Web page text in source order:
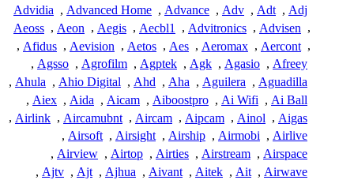
Adj
,
Adt
,
Adv
,
Advance
,
Advanced Home
,
Advidia
,
Advisen
,
Advitronics
,
Aecbl1
,
Aegis
,
Aeon
,
Aeoss
,
Aercont
,
Aeromax
,
Aes
,
Aetos
,
Aevision
,
Afidus
,
Afreey
,
Agasio
,
Agk
,
Agptek
,
Agrofilm
,
Agsso
,
Aguadilla
,
Aguilera
,
Aha
,
Ahd
,
Ahio Digital
,
Ahula
,
Ai Ball
,
Ai Wifi
,
Aiboostpro
,
Aicam
,
Aida
,
Aiex
,
Aigas
,
Ainol
,
Aipcam
,
Aircam
,
Aircamubnt
,
Airlink
,
Airlive
,
Airmobi
,
Airship
,
Airsight
,
Airsoft
,
Airspace
,
Airstream
,
Airties
,
Airtop
,
Airview
,
Airwave
,
Ait
,
Aitek
,
Aivant
,
Ajhua
,
Ajt
,
Ajtv
,